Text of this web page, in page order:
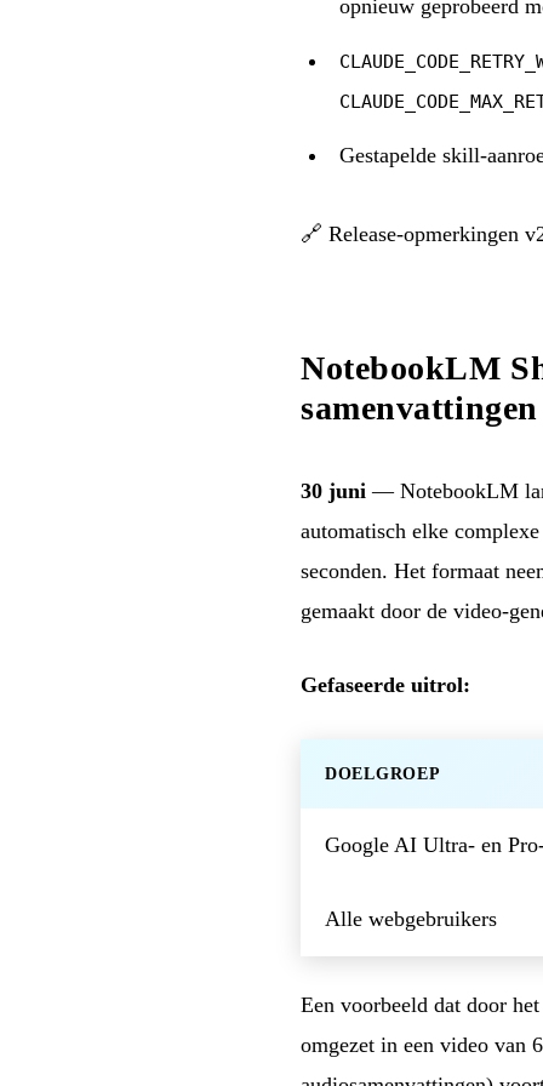
opnieuw geprobeerd
Gestapelde skill-
🔗 Release-opmerkingen
NotebookLM
30 juni — NotebookLM
automatisch elke
seconden. Het formaat
gemaakt door de video-
Gefaseerde uitrol:
DOELGROEP
Google AI Ultra- en
Alle webgebruikers
Een voorbeeld dat door
omgezet in een video van